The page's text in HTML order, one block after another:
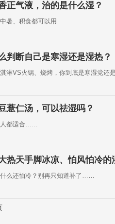
正气液，治的是什么湿？
暑、积食都可以用
判断自己是寒湿还是湿热？
淋VS火锅、烧烤，你到底是寒湿党还
薏仁汤，可以祛湿吗？
人都适合……
热天手脚冰凉、怕风怕冷的
么还怕冷？别再只知道补了……